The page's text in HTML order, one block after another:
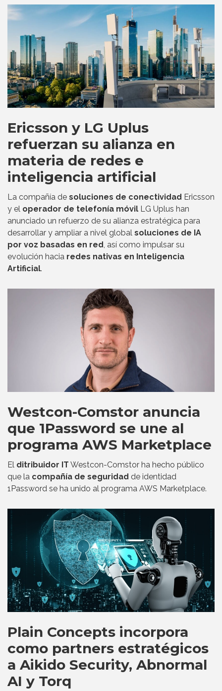
Ericsson y LG Uplus
refuerzan su alianza en
materia de redes e
inteligencia artificial
La compañía de soluciones de conectividad Ericsson
y el operador de telefonía móvil LG Uplus han
anunciado un refuerzo de su alianza estratégica para
desarrollar y ampliar a nivel global soluciones de IA
por voz basadas en red , así como impulsar su
evolución hacia redes nativas en Inteligencia
Artificial.
Westcon-Comstor anuncia
que 1Password se une al
programa AWS Marketplace
El ditribuidor IT Westcon-Comstor ha hecho público
que la compañía de seguridad de identidad
1Password se ha unido al programa AWS Marketplace.
Plain Concepts incorpora
como partners estratégicos
a Aikido Security, Abnormal
AI y Torq